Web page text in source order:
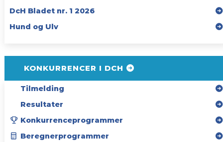
DcH Bladet nr. 1 2026
Hund og Ulv
KONKURRENCER I DCH
Tilmelding
Resultater
Konkurrenceprogrammer
Beregnerprogrammer